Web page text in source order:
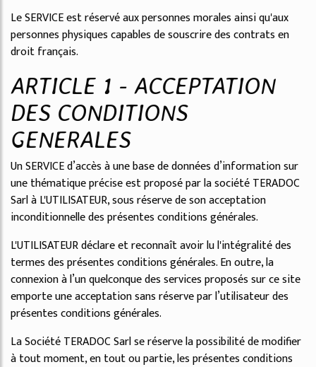
Le SERVICE est réservé aux personnes morales ainsi qu'aux
personnes physiques capables de souscrire des contrats en
droit français.
ARTICLE 1 - ACCEPTATION
DES CONDITIONS
GENERALES
Un SERVICE d’accès à une base de données d’information sur
une thématique précise est proposé par la société TERADOC
Sarl à L'UTILISATEUR, sous réserve de son acceptation
inconditionnelle des présentes conditions générales.
L'UTILISATEUR déclare et reconnaît avoir lu l'intégralité des
termes des présentes conditions générales. En outre, la
connexion à l’un quelconque des services proposés sur ce site
emporte une acceptation sans réserve par l’utilisateur des
présentes conditions générales.
La Société TERADOC Sarl se réserve la possibilité de modifier
à tout moment, en tout ou partie, les présentes conditions